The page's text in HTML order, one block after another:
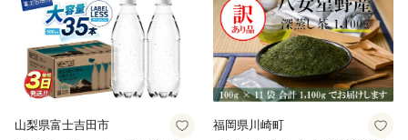
山梨県富士吉田市 福岡県川崎町